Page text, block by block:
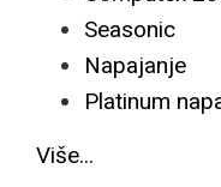
Seasonic
Napajanje
Platinum
Više...